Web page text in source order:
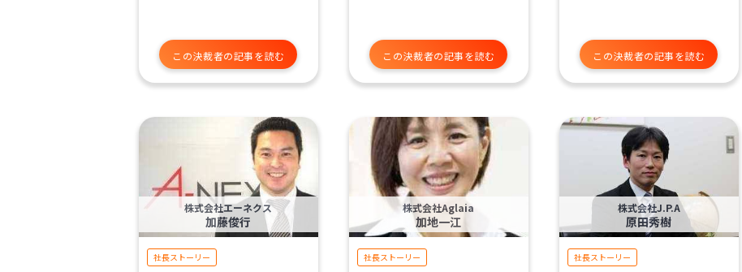
この決裁者の記事を読む この決裁者の記事を読む この決裁者の記事を読む
株式会社エーネクス
加藤俊行
社長ストーリー
株式会社Aglaia
加地一江
社長ストーリー
株式会社J.P.A
原田秀樹
社長ストーリー